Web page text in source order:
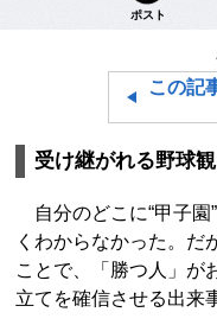
ポスト
この記
受け継がれる野球
自分のどこに“甲子園
くわからなかった。だ
ことで、「勝つ人」が
立てを確信させる出来